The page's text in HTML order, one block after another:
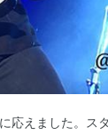
応えました。ス